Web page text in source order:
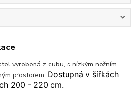
vyrobená z dubu, s nízkým nožním
prostorem. Dostupná v šířkách
200 - 220 cm.